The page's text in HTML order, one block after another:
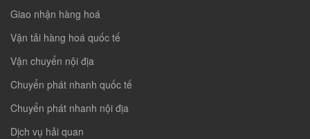
Giao nhận hàng hoá
Vận tải hàng hoá quốc tế
Vận chuyển nội địa
Chuyển phát nhanh quốc tế
Chuyển phát nhanh nội địa
Dịch vụ hải quan